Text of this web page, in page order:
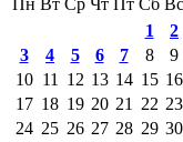
Пн Вт Ср Чт Пт Сб Вс
1
2
3
4 5 6 7 8
9
10 11 12 13 14 15 16
17 18 19 20 21 22 23
24 25 26 27 28 29 30